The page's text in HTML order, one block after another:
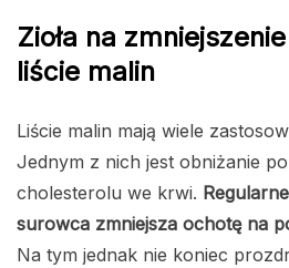
Zioła na
liście malin
Liście malin mają wiele
Jednym z nich jest obniżanie
cholesterolu we krwi.
surowca zmniejsza ochotę na
Na tym jednak nie koniec